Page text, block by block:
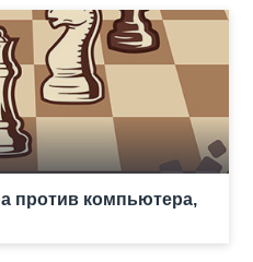
против компьютера,